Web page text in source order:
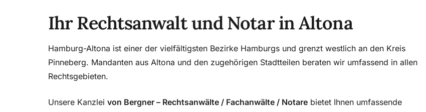
Ihr Rechtsanwalt und Notar in Altona
Hamburg-Altona ist einer der vielfältigsten Bezirke Hamburgs und grenzt westlich an den Kreis
Pinneberg. Mandanten aus Altona und den zugehörigen Stadtteilen beraten wir umfassend in allen
Rechtsgebieten.
Unsere Kanzlei von Bergner – Rechtsanwälte / Fachanwälte / Notare bietet Ihnen umfassende